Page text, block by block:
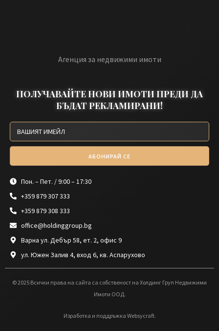
Агенция за недвижими имоти
ПОЛУЧАВАЙТЕ НОВИ ИМОТИ ПРЕДИ ДА
БЪДАТ РЕКЛАМИРАНИ!
АБОНИРАЙ СЕ
Пон. – Пет. / 9:00 – 17:30
+359 879 307 333
+359 879 308 333
office@holdinggroup.bg
Варна ул. Дебър 58, ет. 2, офис 9
ул. Южен Залив 4, вход 6, кв. Аспарухово
© 2025 Всички права на сайта са собственост на Холдинг Груп Недвижими
Имоти ООД.
Изработка и поддръжка Websycraft.